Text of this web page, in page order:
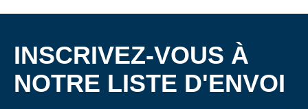
INSCRIVEZ-VOUS À
NOTRE LISTE D'ENVOI